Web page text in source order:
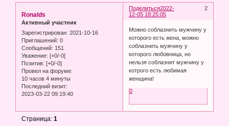
Поделиться 2
2022-
12-05 18:25:05
Ronalds
Активный участник
Зарегистрирован: 2021-10-16
Приглашений: 0
Сообщений: 151
Уважение: [+0/-0]
Позитив: [+0/-0]
Провел на форуме:
10 часов 4 минуты
Последний визит:
2023-03-22 09:19:40
Можно соблазнить мужчину у
которого есть жена, можно
соблазнить мужчину у
которого любовница, но
нельзя соблазнит мужчину у
котрого есть любимая
женщина!
0
Страница:1